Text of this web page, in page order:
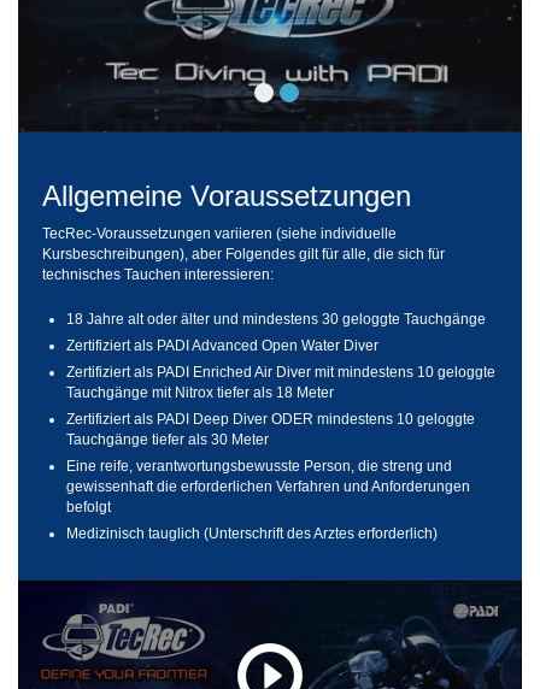
Allgemeine Voraussetzungen
TecRec-Voraussetzungen variieren (siehe individuelle
Kursbeschreibungen), aber Folgendes gilt für alle, die sich für
technisches Tauchen interessieren:
18 Jahre alt oder älter und mindestens 30 geloggte Tauchgänge
Zertifiziert als PADI Advanced Open Water Diver
Zertifiziert als PADI Enriched Air Diver mit mindestens 10 geloggte
Tauchgänge mit Nitrox tiefer als 18 Meter
Zertifiziert als PADI Deep Diver ODER mindestens 10 geloggte
Tauchgänge tiefer als 30 Meter
Eine reife, verantwortungsbewusste Person, die streng und
gewissenhaft die erforderlichen Verfahren und Anforderungen
befolgt
Medizinisch tauglich (Unterschrift des Arztes erforderlich)